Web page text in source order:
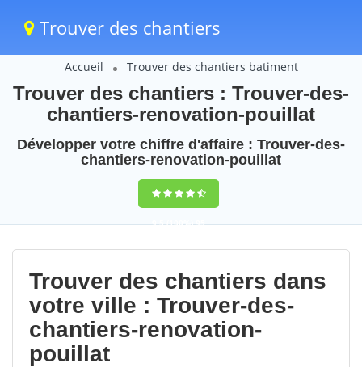
Trouver des chantiers
Accueil Trouver des chantiers batiment
Trouver des chantiers : Trouver-des-
chantiers-renovation-pouillat
Développer votre chiffre d'affaire : Trouver-des-
chantiers-renovation-pouillat
9,5(100%)95
votes
Trouver des chantiers dans
votre ville : Trouver-des-
chantiers-renovation-
pouillat